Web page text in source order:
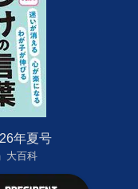
年夏号
大百科